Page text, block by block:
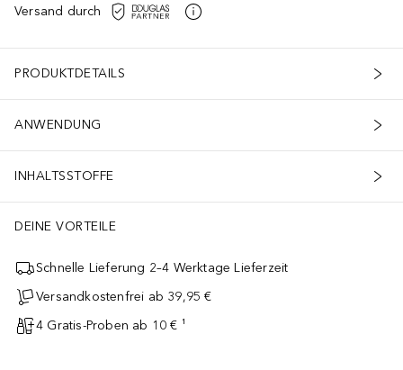
Versand durch
PRODUKTDETAILS
ANWENDUNG
INHALTSSTOFFE
DEINE VORTEILE
Schnelle Lieferung 2–4 Werktage Lieferzeit
Versandkostenfrei ab 39,95 €
4 Gratis-Proben ab 10 € ¹